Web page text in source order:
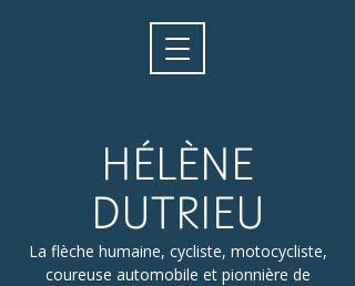
HÉLÈNE
DUTRIEU
La flèche humaine, cycliste, motocycliste,
coureuse automobile et pionnière de